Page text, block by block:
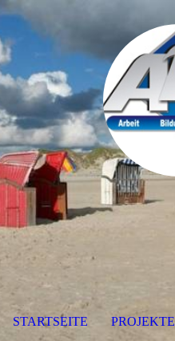
STARTSEITE PROJEKTE